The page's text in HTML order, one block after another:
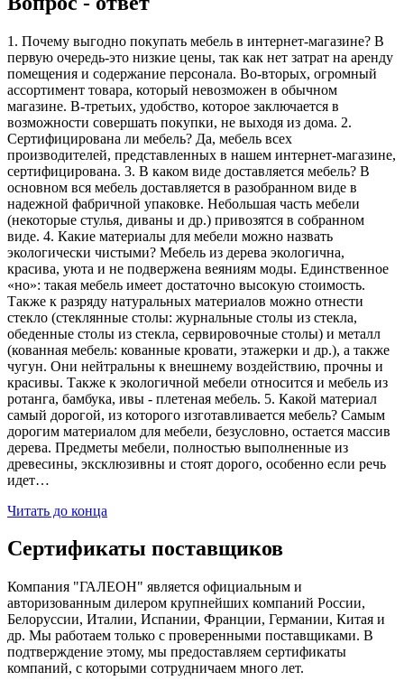
1. Почему выгодно покупать мебель в интернет-магазине? В
первую очередь-это низкие цены, так как нет затрат на аренду
помещения и содержание персонала. Во-вторых, огромный
ассортимент товара, который невозможен в обычном
магазине. В-третьих, удобство, которое заключается в
возможности совершать покупки, не выходя из дома. 2.
Сертифицирована ли мебель? Да, мебель всех
производителей, представленных в нашем интернет-магазине,
сертифицирована. 3. В каком виде доставляется мебель? В
основном вся мебель доставляется в разобранном виде в
надежной фабричной упаковке. Небольшая часть мебели
(некоторые стулья, диваны и др.) привозятся в собранном
виде. 4. Какие материалы для мебели можно назвать
экологически чистыми? Мебель из дерева экологична,
красива, уюта и не подвержена веяниям моды. Единственное
«но»: такая мебель имеет достаточно высокую стоимость.
Также к разряду натуральных материалов можно отнести
стекло (стеклянные столы: журнальные столы из стекла,
обеденные столы из стекла, сервировочные столы) и металл
(кованная мебель: кованные кровати, этажерки и др.), а также
чугун. Они нейтральны к внешнему воздействию, прочны и
красивы. Также к экологичной мебели относится и мебель из
ротанга, бамбука, ивы - плетеная мебель. 5. Какой материал
самый дорогой, из которого изготавливается мебель? Самым
дорогим материалом для мебели, безусловно, остается массив
дерева. Предметы мебели, полностью выполненные из
древесины, эксклюзивны и стоят дорого, особенно если речь
идет…
Читать до конца
Сертификаты поставщиков
Компания "ГАЛЕОН" является официальным и
авторизованным дилером крупнейших компаний России,
Белоруссии, Италии, Испании, Франции, Германии, Китая и
др. Мы работаем только с проверенными поставщиками. В
подтверждение этому, мы предоставляем сертификаты
компаний, с которыми сотрудничаем много лет.